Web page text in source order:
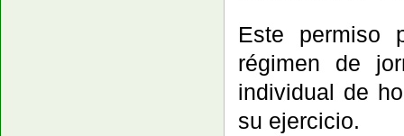
Este permiso
régimen de
individual de
su ejercicio.